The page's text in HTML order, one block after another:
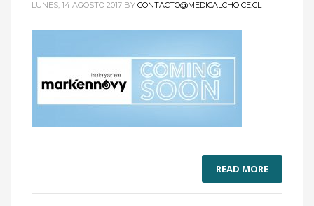
LUNES, 14 AGOSTO 2017 BY CONTACTO@MEDICALCHOICE.CL
READ MORE